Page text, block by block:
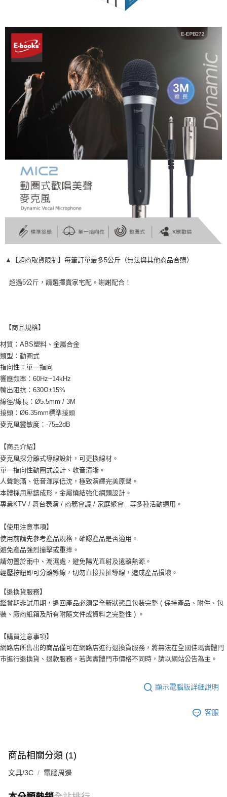
▲【超商取貨限制】每筆訂單最多5公斤（無法與其他商品合購）
超過5公斤，請選擇賣家宅配。謝謝配合！
【商品規格】
材質：ABS塑料、金屬合金
類型：動圈式
指向性：單一指向
響應頻率：60Hz~14kHz
輸出阻抗：630Ω±15%
線徑/線長：Ø5.5mm / 3M
接頭：Ø6.35mm標準接頭
麥克風靈敏度：-75±2dB
【商品介紹】
麥克風採分離式導線設計，可更換線材。
單一指向性動圈式設計、收音清晰。
人聲飽滿、低音渾厚低沈，極致演繹完美原聲。
本體採用壓鑄成形，金屬燒結強化網頭設計。
專業KTV / 舞台表演 / 商務會議 / 家庭聚會...等多種活動適用。
【使用注意事項】
使用前請先參考產品規格，確認產品是否適用。
避免產品強烈撞擊或重摔。
請勿置於雨中、潮濕處，避免陽光直射及遠離熱源。
輕壓按鈕即可分離導線，切勿直接拉扯導線，造成產品損壞。
【退換貨服務】
鑑賞期非試用期，退回產品必須是全新狀態且包裝完整 ( 保持產品、附件、包
裝、廠商紙箱及所有附隨文件或資料之完整性 ) 。
【購買注意事項】
網路店所售出的商品僅可在網路店進行退換貨服務，將無法在全國佳瑪實體門
市進行退換貨、退款服務。若與實體門市價格不同時，請以網站公告為主。
顯示電腦版詳細說明
客服
商品相關分類 (1)
文具/3C 電腦周邊